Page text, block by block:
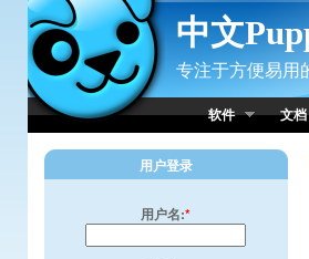
Skip to Content
中文
专注于方便易用
软件 文档
用户登录
用户名:*